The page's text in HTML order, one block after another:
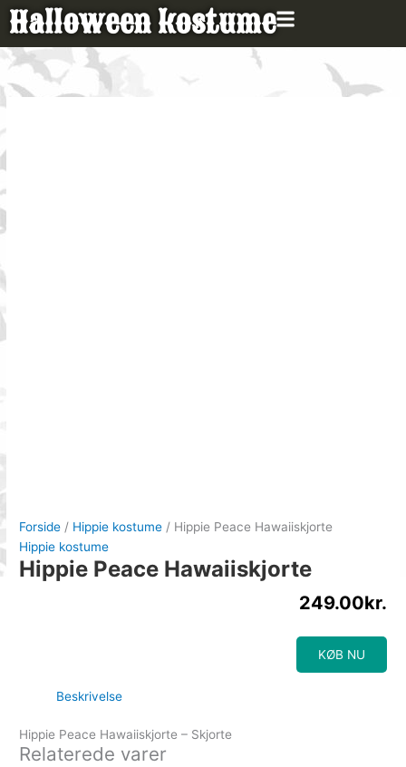
Gå
indholdet
Halloween kostume
Forside / Hippie kostume / Hippie Peace Hawaiiskjorte
Hippie kostume
Hippie Peace Hawaiiskjorte
249.00kr.
KØB NU
Beskrivelse
Hippie Peace Hawaiiskjorte – Skjorte
Relaterede varer